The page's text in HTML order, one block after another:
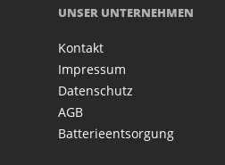
UNSER UNTERNEHMEN
Kontakt
Impressum
Datenschutz
AGB
Batterieentsorgung